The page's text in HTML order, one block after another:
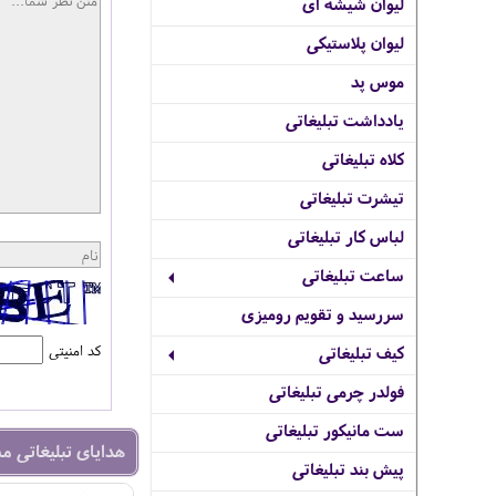
لیوان پلاستیکی
موس پد
یادداشت تبلیغاتی
کلاه تبلیغاتی
تیشرت تبلیغاتی
لباس کار تبلیغاتی
ساعت تبلیغاتی
سررسید و تقویم رومیزی
کیف تبلیغاتی
فولدر چرمی تبلیغاتی
ست مانیکور تبلیغاتی
پیش بند تبلیغاتی
کد امنیتی
هدایای تبلیغاتی